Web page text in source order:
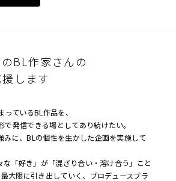
BL作家さんの
します
ているBL作品を、
発信できる場としてあり続けたい。
みに、BLの個性を生かした企画を実施して
「好き」が「混ざり合い・溶け合う」こと
大限に引き出していく、プロデュースブラ